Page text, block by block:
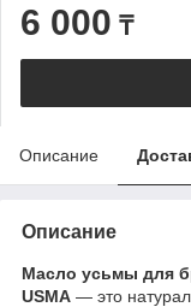
6 000 ₸
Описание
Описание
Масло усьмы для
USMA — это